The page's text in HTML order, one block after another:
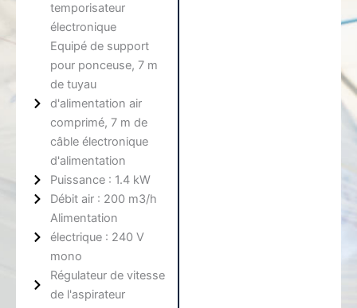
temporisateur
électronique
Equipé de support
pour ponceuse, 7 m
de tuyau
d'alimentation air
comprimé, 7 m de
câble électronique
d'alimentation
Puissance : 1.4 kW
Débit air : 200 m3/h
Alimentation
électrique : 240 V
mono
Régulateur de vitesse
de l'aspirateur